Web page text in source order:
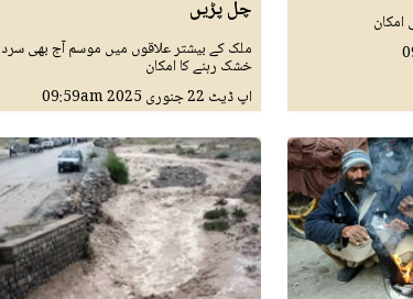
امکان
چل پڑیں
ملک کے بیشتر علاقوں میں موسم آج بھی سرد
خشک رہنے کا امکان
اپ ڈیٹ 22 جنوری 2025 09:59am